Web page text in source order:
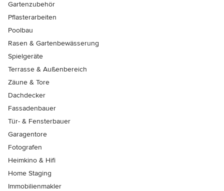
Gartenzubehör
Pflasterarbeiten
Poolbau
Rasen & Gartenbewässerung
Spielgeräte
Terrasse & Außenbereich
Zäune & Tore
Dachdecker
Fassadenbauer
Tür- & Fensterbauer
Garagentore
Fotografen
Heimkino & Hifi
Home Staging
Immobilienmakler